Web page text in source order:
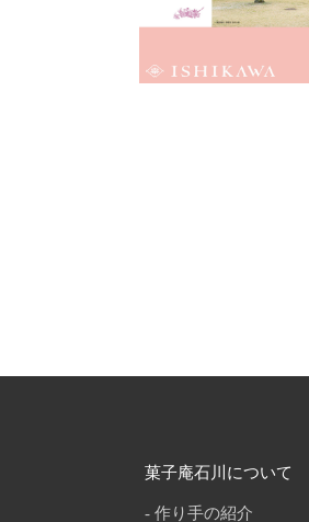
菓子庵石川について
作り手の紹介